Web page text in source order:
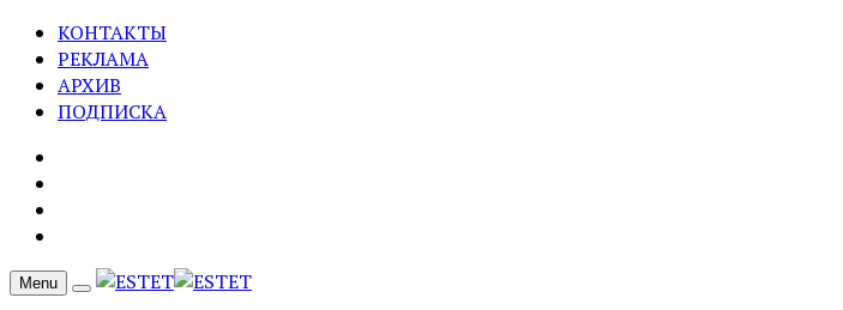
КОНТАКТЫ
РЕКЛАМА
АРХИВ
ПОДПИСКА
Menu